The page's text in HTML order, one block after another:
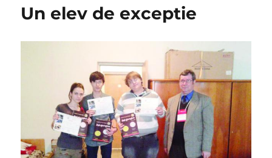
Un elev de exceptie